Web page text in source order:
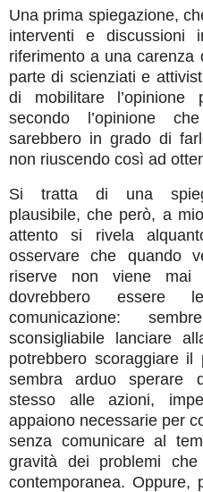
Una prima spiegazione,
interventi e
riferimento a una carenza
parte di scienziati e
di mobilitare l’opinione
secondo l’opinione
sarebbero in grado di
non riuscendo così ad
Si tratta di una
plausibile, che però, a
attento si rivela
osservare che quando
riserve non viene mai
dovrebbero
comunicazione:
sconsigliabile lanciare
potrebbero scoraggiare il
sembra arduo sperare
stesso alle azioni,
appaiono necessarie per
senza comunicare al
gravità dei problemi
contemporanea. Oppure,